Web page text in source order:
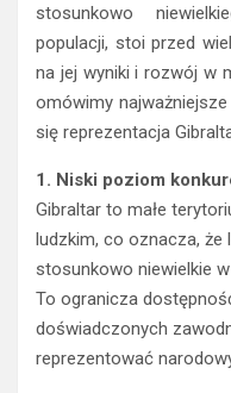
stosunkowo
populacji, stoi przed
na jej wyniki i rozwój w
omówimy
się reprezentacja
1. Niski poziom
Gibraltar to małe
ludzkim, co oznacza, że
stosunkowo niewielkie
To ogranicza
doświadczonych
reprezentować